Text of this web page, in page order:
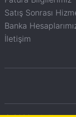
Satış Sonrası
Banka
İletişim